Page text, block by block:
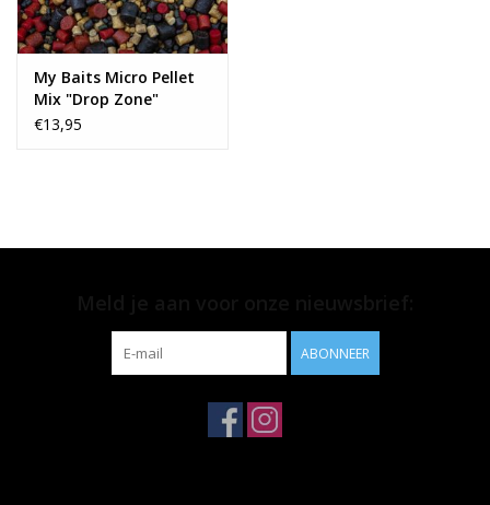
BLOG
My Baits Micro Pellet
Mix "Drop Zone"
€13,95
ABONNEER